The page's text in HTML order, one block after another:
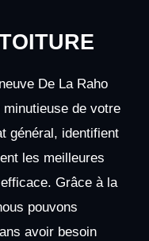
De La Raho
de votre
général, identifient
les meilleures
Grâce à la
pouvons
avoir besoin